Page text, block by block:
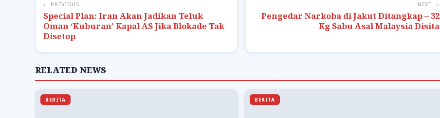
← PREVIOUS
Special Plan: Iran Akan Jadikan Teluk
Oman ‘Kuburan’ Kapal AS Jika Blokade Tak
Disetop
NEXT →
Pengedar Narkoba di Jakut Ditangkap – 32
Kg Sabu Asal Malaysia Disita
RELATED NEWS
BERITA BERITA